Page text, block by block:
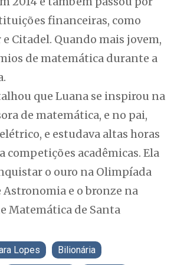
financeiras, como
Citadel. Quando mais jovem,
de matemática durante a
que Luana se inspirou na
de matemática, e no pai,
e estudava altas horas
competições acadêmicas. Ela
o ouro na Olimpíada
Astronomia e o bronze na
Matemática de Santa
Lopes Bilionária